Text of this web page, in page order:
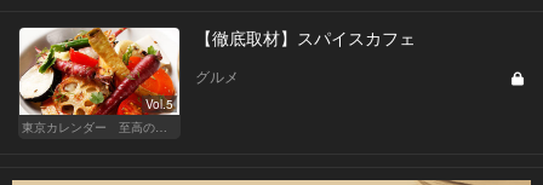
Vol.5
【徹底取材】スパイスカフェ
グルメ